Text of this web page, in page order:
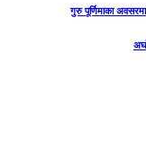
गुरु पूर्णिमाका